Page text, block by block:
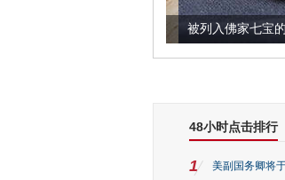
被列入佛家七宝的
48小时点击排行
1 美副国务卿将